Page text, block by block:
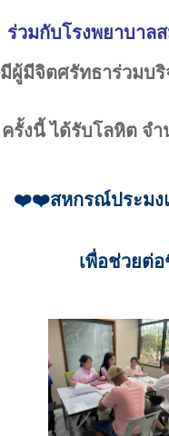
ร่วมกับโรงพยาบาล
มีผู้มีจิตศรัทธาร่วมบริ
ครั้งนี้ ได้รับโลหิต จ
❤️❤️สหกรณ์ประมง
เพื่อช่วยต่